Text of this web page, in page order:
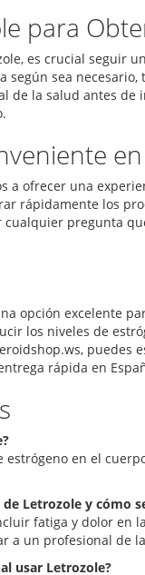
para
es crucial seguir
según sea
de la salud antes
a ofrecer una
rápidamente los
pregunta
opción excelente
los niveles de
rápida en
estrógeno en el
Letrozole y cómo
fatiga y dolor en
a un profesional de
usar Letrozole?